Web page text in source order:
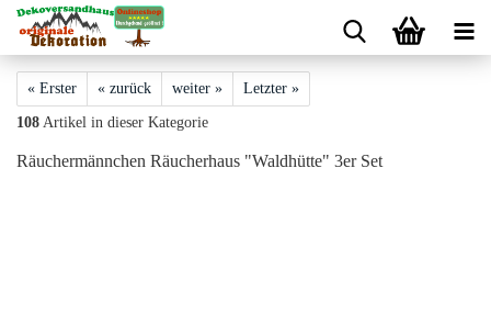
« Erster « zurück weiter » Letzter »
108 Artikel in dieser Kategorie
Räuchermännchen Räucherhaus "Waldhütte" 3er Set